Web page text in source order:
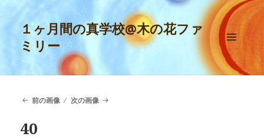
１ヶ月間の真学校@木の花ファ
ミリー
メニュ
ーとウ
ィジェ
前の画像
次の画像
40